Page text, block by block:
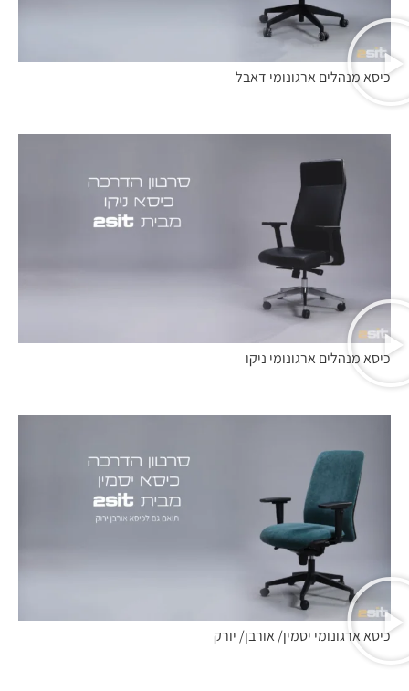
כיסא מנהלים ארגונומי דאבל
כיסא מנהלים ארגונומי ניקו
כיסא ארגונומי יסמין/ אורבן/ יורק